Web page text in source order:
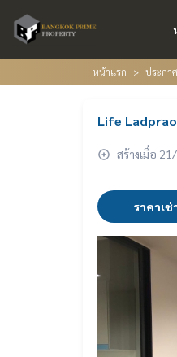
หน้าแรก ประกา
Life Ladprao
สร้างเมื่อ
ราคาเช่